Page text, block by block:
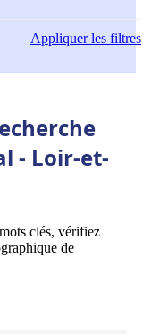
Appliquerles filtres
- Loir-et-
clés, vérifiez
de